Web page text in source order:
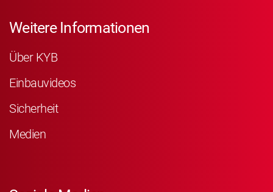
Weitere Informationen
Über KYB
Einbauvideos
Sicherheit
Medien